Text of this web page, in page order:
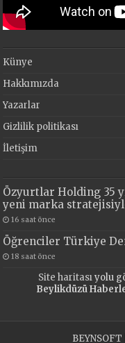
Künye
Hakkımızda
Yazarlar
Gizlilik politikası
İletişim
Özyurtlar Holding 35
yeni marka
16 saat önce
Öğrenciler Türkiye
18 saat önce
Site haritasıyolu
Beylikdüzü
BEYNSOFT